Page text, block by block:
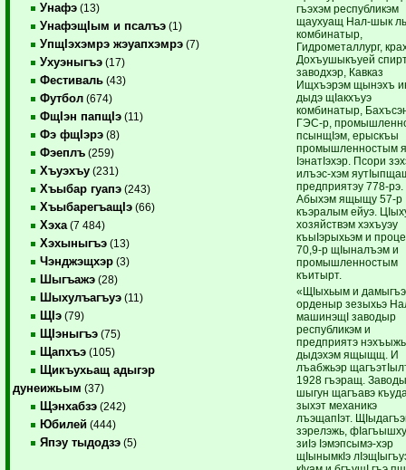
Унафэ (13)
УнафэщIым и псалъэ (1)
УпщIэхэмрэ жэуапхэмрэ (7)
Ухуэныгъэ (17)
Фестиваль (43)
Футбол (674)
ФщIэн папщIэ (11)
Фэ фщIэрэ (8)
Фэеплъ (259)
Хъуэхъу (231)
Хъыбар гуапэ (243)
ХъыбарегъащIэ (66)
Хэха (7 484)
Хэхыныгъэ (13)
Чэнджэщхэр (3)
Шыгъажэ (28)
Шыхулъагъуэ (11)
ЩIэ (79)
ЩIэныгъэ (75)
Щапхъэ (105)
Щикъухьащ адыгэр
дунеижьым (37)
Щэнхабзэ (242)
Юбилей (444)
Япэу тыдодзэ (5)
гъэхэм республикэм
щаухуащ Нал-шык
комбинатыр,
Гидрометаллург,
Дохъушыкъуей
заводхэр, Кавказ
Ищхъэрэм щынэхъ
дыдэ щIакхъуэ
комбинатыр,
ГЭС-р,
псынщIэм, ерыскъы
промышленностым
IэнатIэхэр. Псори
илъэс-хэм
предприятэу 778-рэ.
Абыхэм ящыщу 57-р
къэралым ейуэ.
хозяйствэм хэхъуэу
къыIэрыхьэм и
70,9-р щIыналъэм и
промышленностым
къитырт.
«ЩIыхьым и
орденыр зезыхьэ
машинэщI заводыр
республикэм и
предприятэ нэхъыжь
дыдэхэм ящыщщ. И
лъабжьэр
1928 гъэращ.
шыгун щагъавэ
зыхэт механикэ
лъэщапIэт.
зэрелэжь,
зиIэ Iэмэпсымэ-хэр
щIынымкIэ